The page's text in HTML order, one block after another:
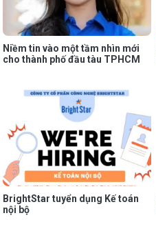
Niềm tin vào một tầm nhìn mới
cho thành phố đầu tàu TPHCM
BrightStar tuyển dụng Kế toán
nội bộ